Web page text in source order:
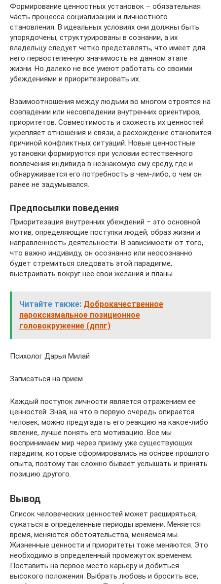
Формирование ценностных установок – обязательная
часть процесса социализации и личностного
становления. В идеальных условиях они должны быть
упорядочены, структурированы в сознании, а их
владельцу следует четко представлять, что имеет для
него первостепенную значимость на данном этапе
жизни. Но далеко не все умеют работать со своими
убеждениями и приоритезировать их.
Взаимоотношения между людьми во многом строятся на
совпадении или несовпадении внутренних ориентиров,
приоритетов. Совместимость и схожесть их ценностей
укрепляет отношения и связи, а расхождение становится
причиной конфликтных ситуаций. Новые ценностные
установки формируются при условии естественного
вовлечения индивида в незнакомую ему среду, где и
обнаруживается его потребность в чем-либо, о чем он
ранее не задумывался.
Предпосылки поведения
Приоритезация внутренних убеждений – это основной
мотив, определяющие поступки людей, образ жизни и
направленность деятельности. В зависимости от того,
что важно индивиду, он осознанно или неосознанно
будет стремиться следовать этой парадигме,
выстраивать вокруг нее свои желания и планы.
Читайте также: Доброкачественное
пароксизмальное позиционное
головокружение (дппг)
Психолог Дарья Милай
Записаться на прием
Каждый поступок личности является отражением ее
ценностей. Зная, на что в первую очередь опирается
человек, можно предугадать его реакцию на какое-либо
явление, лучше понять его мотивацию. Все мы
воспринимаем мир через призму уже существующих
парадигм, которые сформировались на основе прошлого
опыта, поэтому так сложно бывает услышать и принять
позицию другого.
Вывод
Список человеческих ценностей может расширяться,
сужаться в определенные периоды времени. Меняется
время, меняются обстоятельства, меняемся мы.
Жизненные ценности и приоритеты тоже меняются. Это
необходимо в определенный промежуток временем.
Поставить на первое место карьеру и добиться
высокого положения. Выбрать любовь и бросить все,